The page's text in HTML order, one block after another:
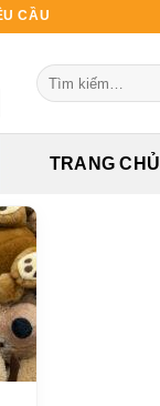
CẦU
Tìm
kiếm:
TRANG CHỦ